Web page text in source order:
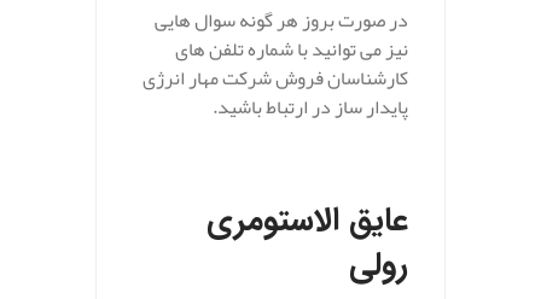
در صورت بروز هر گونه سوال هایی
نیز می توانید با شماره تلفن های
کارشناسان فروش شرکت مهار انرژی
پایدار ساز در ارتباط باشید.
عایق الاستومری
رولی